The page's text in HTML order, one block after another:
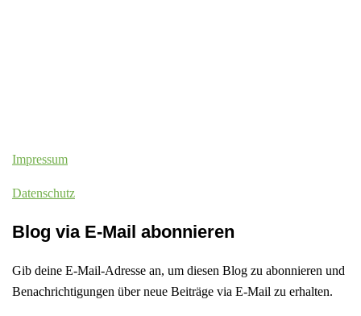
Impressum
Datenschutz
Blog via E-Mail abonnieren
Gib deine E-Mail-Adresse an, um diesen Blog zu abonnieren und
Benachrichtigungen über neue Beiträge via E-Mail zu erhalten.